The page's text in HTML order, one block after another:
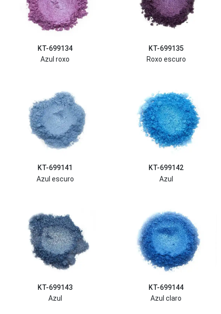
KT-699134
Azul roxo
KT-699135
Roxo escuro
KT-699141
Azul escuro
KT-699142
Azul
KT-699143
Azul
KT-699144
Azul claro